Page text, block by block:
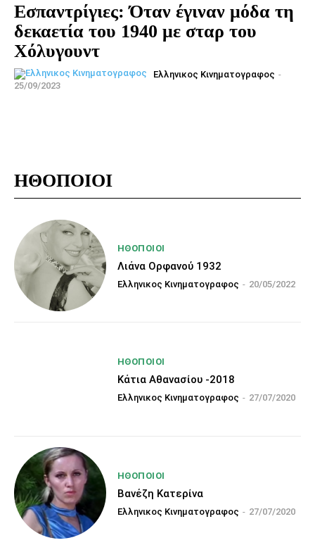
Εσπαντρίγιες: Όταν έγιναν μόδα τη
δεκαετία του 1940 με σταρ του
Χόλυγουντ
Ελληνικος Κινηματογραφος -
25/09/2023
ΗΘΟΠΟΙΟΙ
HΘΟΠΟΙΟΊ
Λιάνα Ορφανού 1932
Ελληνικος Κινηματογραφος - 20/05/2022
HΘΟΠΟΙΟΊ
Κάτια Αθανασίου -2018
Ελληνικος Κινηματογραφος - 27/07/2020
HΘΟΠΟΙΟΊ
Βανέζη Κατερίνα
Ελληνικος Κινηματογραφος - 27/07/2020